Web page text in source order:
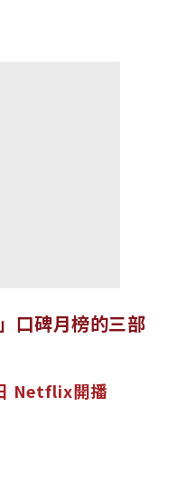
口碑月榜的三部
Netflix開播